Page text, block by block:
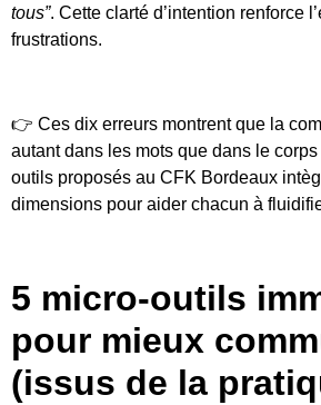
tous”. Cette clarté d’intention renforce
frustrations.
👉 Ces dix erreurs montrent que la
autant dans les mots que dans le
outils proposés au CFK Bordeaux
dimensions pour aider chacun à
5 micro-outils
pour mieux
(issus de la